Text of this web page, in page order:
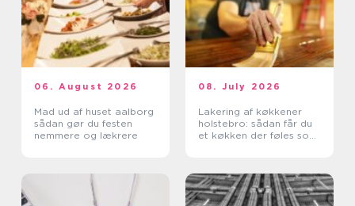
06. August 2026
Mad ud af huset aalborg
sådan gør du festen
nemmere og lækrere
08. July 2026
Lakering af køkkener
holstebro: sådan får du
et køkken der føles som